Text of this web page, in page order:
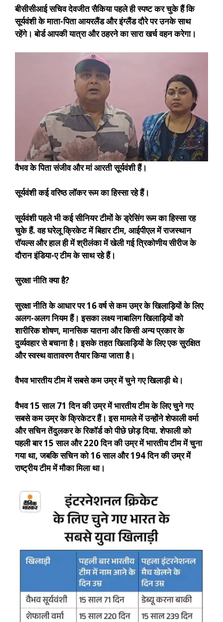
बीसीसीआई सचिव देवजीत सैकिया पहले ही स्पष्ट कर चुके हैं कि
सूर्यवंशी के माता-पिता आयरलैंड और इंग्लैंड दौरे पर उनके साथ
रहेंगे। बोर्ड आपकी यात्रा और ठहरने का सारा खर्च वहन करेगा।
वैभव के पिता संजीव और मां आरती सूर्यवंशी हैं।
सूर्यवंशी कई वरिष्ठ लॉकर रूम का हिस्सा रहे हैं।
सूर्यवंशी पहले भी कई सीनियर टीमों के ड्रेसिंग रूम का हिस्सा रह
चुके हैं. वह घरेलू क्रिकेट में बिहार टीम, आईपीएल में राजस्थान
रॉयल्स और हाल ही में श्रीलंका में खेली गई त्रिकोणीय सीरीज के
दौरान इंडिया-ए टीम के साथ रहे हैं।
सुरक्षा नीति क्या है?
सुरक्षा नीति के आधार पर 16 वर्ष से कम उम्र के खिलाड़ियों के लिए
अलग-अलग नियम हैं। इसका लक्ष्य नाबालिग खिलाड़ियों को
शारीरिक शोषण, मानसिक यातना और किसी अन्य प्रकार के
दुर्व्यवहार से बचाना है। इसके तहत खिलाड़ियों के लिए एक सुरक्षित
और स्वस्थ वातावरण तैयार किया जाता है।
वैभव भारतीय टीम में सबसे कम उम्र में चुने गए खिलाड़ी थे।
वैभव 15 साल 71 दिन की उम्र में भारतीय टीम के लिए चुने गए
सबसे कम उम्र के क्रिकेटर हैं। इस मामले में उन्होंने शेफाली वर्मा
और सचिन तेंदुलकर के रिकॉर्ड को पीछे छोड़ दिया. शेफाली को
पहली बार 15 साल और 220 दिन की उम्र में भारतीय टीम में चुना
गया था, जबकि सचिन को 16 साल और 194 दिन की उम्र में
राष्ट्रीय टीम में मौका मिला था।